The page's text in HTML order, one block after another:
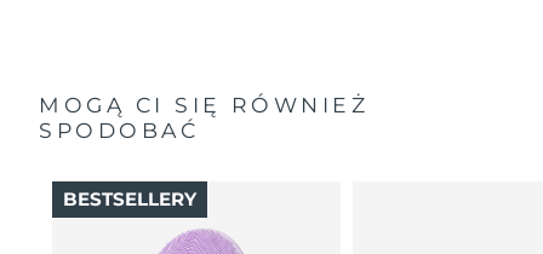
MOGĄ CI SIĘ RÓWNIEŻ
SPODOBAĆ
BESTSELLERY